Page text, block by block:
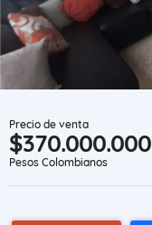
Precio de venta
$370.000.000
Pesos Colombianos